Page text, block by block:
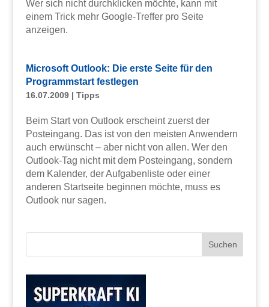
Wer sich nicht durchklicken möchte, kann mit
einem Trick mehr Google-Treffer pro Seite
anzeigen.
Microsoft Outlook: Die erste Seite für den
Programmstart festlegen
16.07.2009| Tipps
Beim Start von Outlook erscheint zuerst der
Posteingang. Das ist von den meisten Anwendern
auch erwünscht – aber nicht von allen. Wer den
Outlook-Tag nicht mit dem Posteingang, sondern
dem Kalender, der Aufgabenliste oder einer
anderen Startseite beginnen möchte, muss es
Outlook nur sagen.